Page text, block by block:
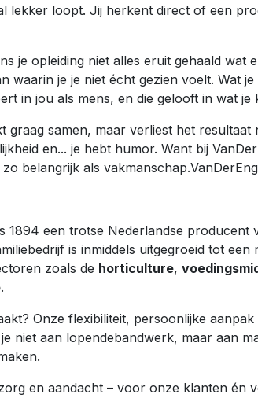
lekker loopt. Jij herkent direct of een
je opleiding niet alles eruit gehaald wat
waarin je je niet écht gezien voelt. Wat
in jou als mens, en die gelooft in wat
graag samen, maar verliest het
en... je hebt humor. Want bij
belangrijk als vakmanschap.VanDerEng
1894 een trotse Nederlandse producent
is inmiddels uitgegroeid tot
zoals de horticulture,
.
Onze flexibiliteit, persoonlijke
niet aan lopendebandwerk, maar aan
en aandacht – voor onze klanten én